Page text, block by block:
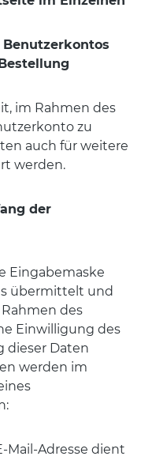
Benutzerkontos
im Rahmen des
zu
auch für weitere
werden.
der
Eingabemaske
übermittelt und
des
Einwilligung des
dieser Daten
werden im
Mail-Adresse dient